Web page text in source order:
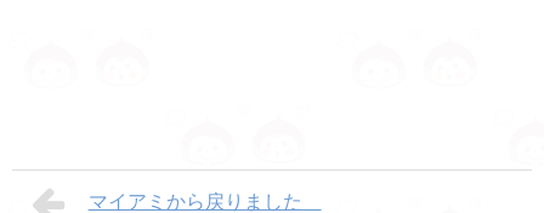
マイアミから戻りました